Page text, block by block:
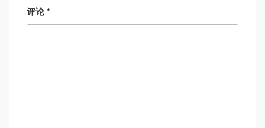
评论*